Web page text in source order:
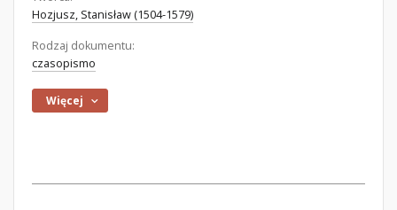
Hozjusz, Stanisław (1504-1579)
Rodzaj dokumentu:
czasopismo
Więcej